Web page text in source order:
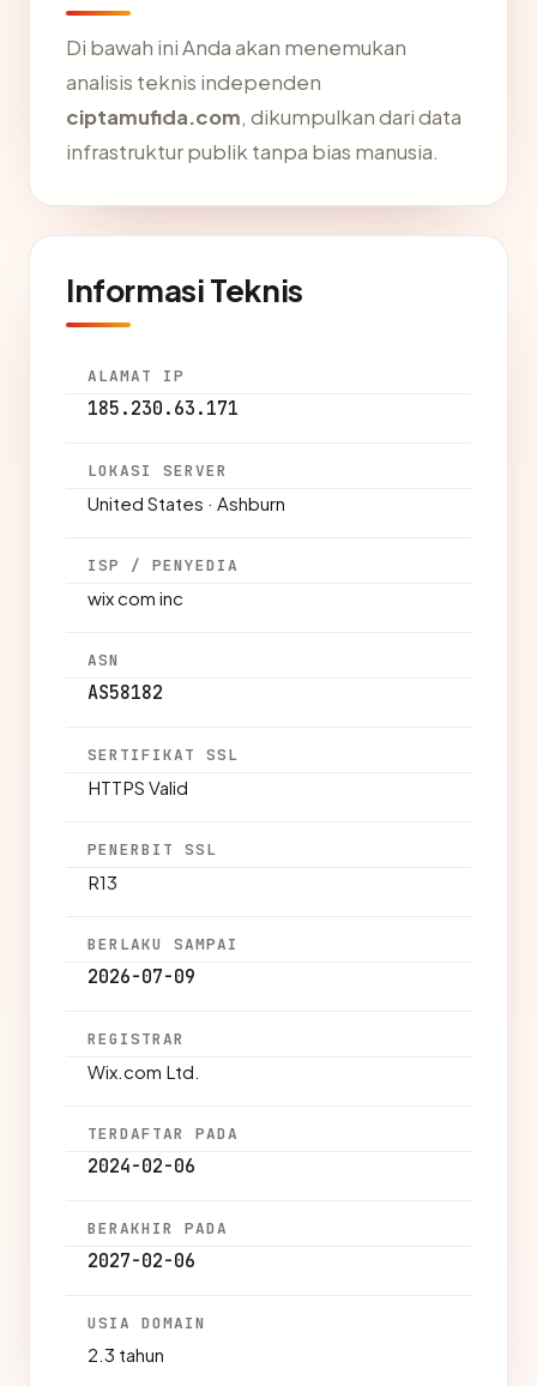
Di bawah ini Anda akan menemukan
analisis teknis independen
ciptamufida.com, dikumpulkan dari data
infrastruktur publik tanpa bias manusia.
Informasi Teknis
ALAMAT IP
185.230.63.171
LOKASI SERVER
United States · Ashburn
ISP / PENYEDIA
wix com inc
ASN
AS58182
SERTIFIKAT SSL
HTTPS Valid
PENERBIT SSL
R13
BERLAKU SAMPAI
2026-07-09
REGISTRAR
Wix.com Ltd.
TERDAFTAR PADA
2024-02-06
BERAKHIR PADA
2027-02-06
USIA DOMAIN
2.3 tahun